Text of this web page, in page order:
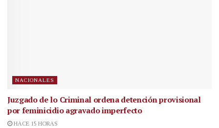
NACIONALES
Juzgado de lo Criminal ordena detención provisional
por feminicidio agravado imperfecto
HACE 15 HORAS